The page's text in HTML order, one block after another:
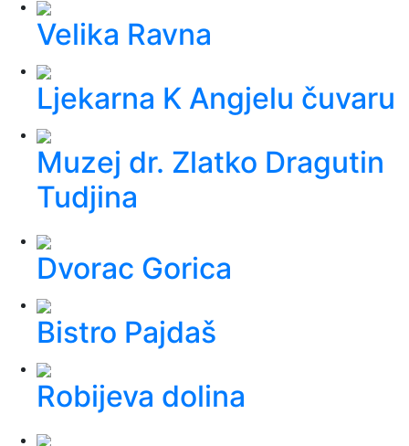
Velika Ravna
Ljekarna K Angjelu čuvaru
Muzej dr. Zlatko Dragutin
Tudjina
Dvorac Gorica
Bistro Pajdaš
Robijeva dolina